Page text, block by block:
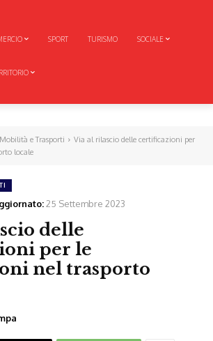
SPORT TURISMO SOCIALE
Mobilità e Trasporti
Via al rilascio delle certificazioni per
locale
25 Settembre 2023
delle
per le
nel trasporto